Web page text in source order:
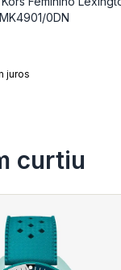
0DN
juros
curtiu